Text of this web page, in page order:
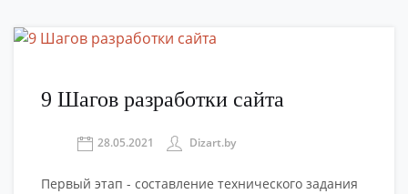
9 Шагов разработки сайта
28.05.2021 Dizart.by
Первый этап - составление технического задания